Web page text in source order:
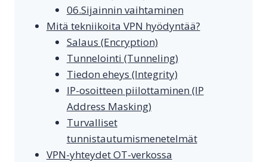
06.Sijainnin vaihtaminen
Mitä tekniikoita VPN hyödyntää?
Salaus (Encryption)
Tunnelointi (Tunneling)
Tiedon eheys (Integrity)
IP-osoitteen piilottaminen (IP
Address Masking)
Turvalliset
tunnistautumismenetelmät
VPN-yhteydet OT-verkossa